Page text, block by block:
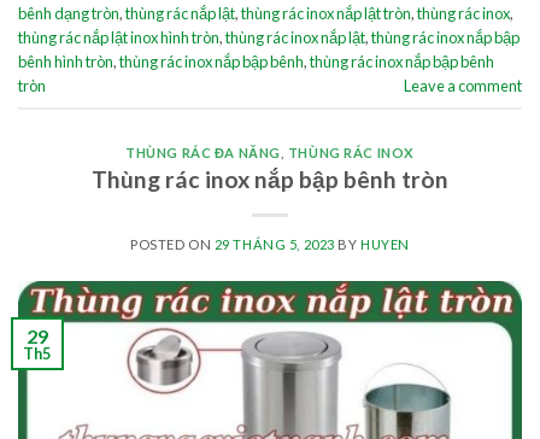
bênh dạng tròn,thùng rác nắp lật,thùng rác inox nắp lật tròn,thùng rác inox,
thùng rác nắp lật inox hình tròn,thùng rác inox nắp lật,thùng rác inox nắp bập
bênh hình tròn,thùng rác inox nắp bập bênh,thùng rác inox nắp bập bênh
tròn
Leave a comment
THÙNG RÁC ĐA NĂNG THÙNG RÁC INOX
Thùng rác inox nắp bập bênh tròn
POSTED ON 29 THÁNG 5, 2023 BY HUYEN
29
Th5